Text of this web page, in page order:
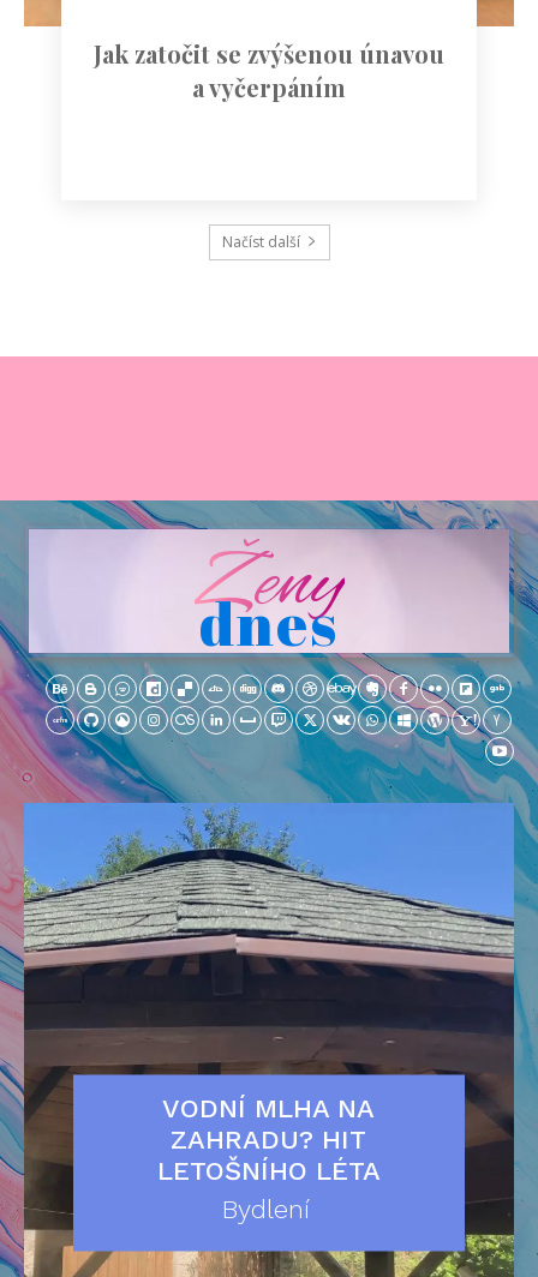
Jak zatočit se zvýšenou únavou
a vyčerpáním
Načíst další
Ženy
dnes
VODNÍ MLHA NA
ZAHRADU? HIT
LETOŠNÍHO LÉTA
Bydlení